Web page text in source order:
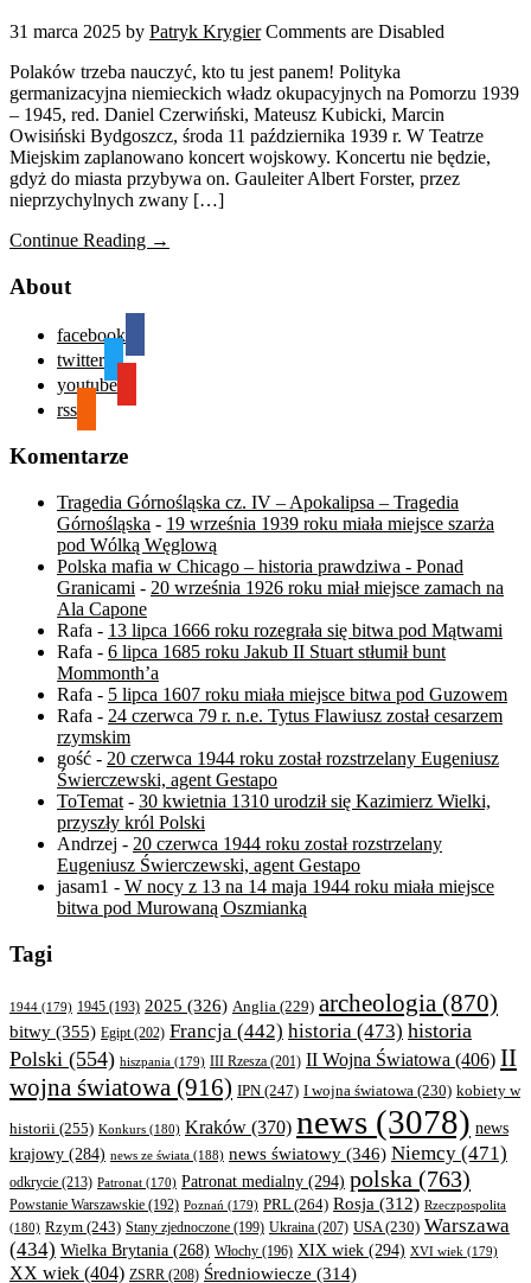
31 marca 2025 by Patryk Krygier Comments are Disabled
Polaków trzeba nauczyć, kto tu jest panem! Polityka
germanizacyjna niemieckich władz okupacyjnych na Pomorzu 1939
– 1945, red. Daniel Czerwiński, Mateusz Kubicki, Marcin
Owisiński Bydgoszcz, środa 11 października 1939 r. W Teatrze
Miejskim zaplanowano koncert wojskowy. Koncertu nie będzie,
gdyż do miasta przybywa on. Gauleiter Albert Forster, przez
nieprzychylnych zwany […]
Continue Reading →
About
facebook
twitter
youtube
rss
Komentarze
Tragedia Górnośląska cz. IV – Apokalipsa – Tragedia
Górnośląska - 19 września 1939 roku miała miejsce szarża
pod Wólką Węglową
Polska mafia w Chicago – historia prawdziwa - Ponad
Granicami - 20 września 1926 roku miał miejsce zamach na
Ala Capone
Rafa - 13 lipca 1666 roku rozegrała się bitwa pod Mątwami
Rafa - 6 lipca 1685 roku Jakub II Stuart stłumił bunt
Mommonth’a
Rafa - 5 lipca 1607 roku miała miejsce bitwa pod Guzowem
Rafa - 24 czerwca 79 r. n.e. Tytus Flawiusz został cesarzem
rzymskim
gość - 20 czerwca 1944 roku został rozstrzelany Eugeniusz
Świerczewski, agent Gestapo
ToTemat - 30 kwietnia 1310 urodził się Kazimierz Wielki,
przyszły król Polski
Andrzej - 20 czerwca 1944 roku został rozstrzelany
Eugeniusz Świerczewski, agent Gestapo
jasam1 - W nocy z 13 na 14 maja 1944 roku miała miejsce
bitwa pod Murowaną Oszmianką
Tagi
1944 (179) 1945 (193) 2025 (326) Anglia (229) archeologia (870)
bitwy (355) Egipt(202) Francja (442) historia (473) historia
Polski (554) hiszpania (179) III Rzesza (201) II Wojna Światowa (406) II
wojna światowa (916) IPN (247) I wojna światowa (230) kobiety w
historii (255) Konkurs (180) Kraków (370) news (3078) news
krajowy (284) news ze świata (188) news światowy (346) Niemcy (471)
odkrycie (213) Patronat (170) Patronat medialny (294) polska (763)
Powstanie Warszawskie (192) Poznań (179) PRL(264) Rosja (312) Rzeczpospolita
(180) Rzym (243) Stany zjednoczone (199) Ukraina (207) USA(230) Warszawa
(434) Wielka Brytania (268) Włochy (196) XIX wiek (294) XVI wiek (179)
XX wiek (404) ZSRR (208) Średniowiecze (314)